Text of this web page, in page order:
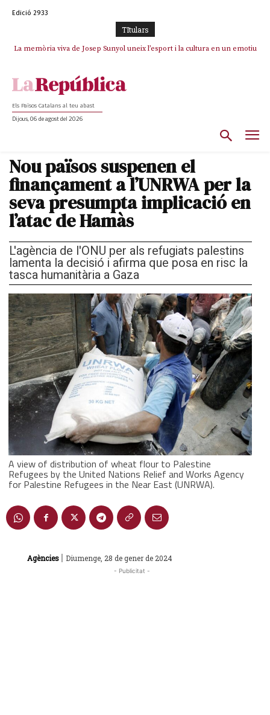
Edició 2933
TItulars
La memòria viva de Josep Sunyol uneix l’esport i la cultura en un emotiu
La “dignitat” a mitges de Marc Puigtió: renuncia a Girona pels àudios però
Els Països Catalans al teu abast
Dijous, 06 de agost del 2026
Nou països suspenen el
finançament a l’UNRWA per la
seva presumpta implicació en
l’atac de Hamàs
L'agència de l'ONU per als refugiats palestins
lamenta la decisió i afirma que posa en risc la
tasca humanitària a Gaza
A view of distribution of wheat flour to Palestine
Refugees by the United Nations Relief and Works Agency
for Palestine Refugees in the Near East (UNRWA).
Agències | Diumenge, 28 de gener de 2024
- Publicitat -